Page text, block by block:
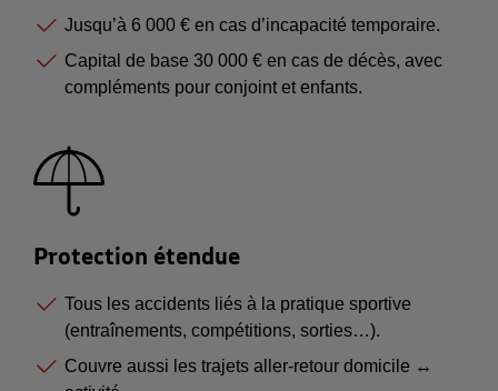
Jusqu’à 6 000 € en cas d’incapacité temporaire.
Capital de base 30 000 € en cas de décès, avec
compléments pour conjoint et enfants.
Protection étendue
Tous les accidents liés à la pratique sportive
(entraînements, compétitions, sorties…).
Couvre aussi les trajets aller-retour domicile ↔